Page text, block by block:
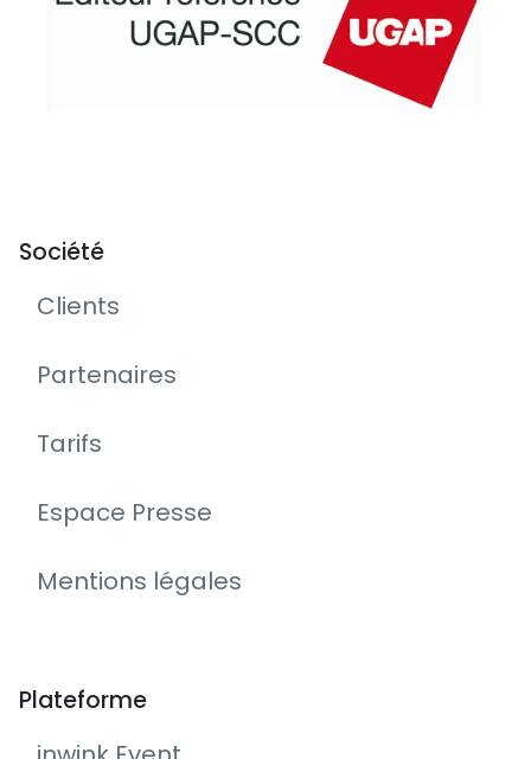
Société
Clients
Partenaires
Tarifs
Espace Presse
Mentions légales
Plateforme